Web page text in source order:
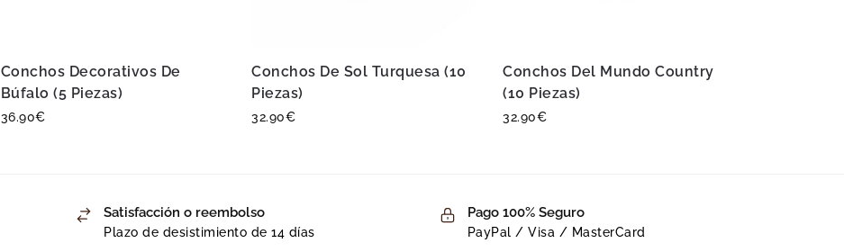
Conchos Decorativos De
Búfalo (5 Piezas)
36.90€
Conchos De Sol Turquesa (10
Piezas)
32.90€
Conchos Del Mundo Country
(10 Piezas)
32.90€
Satisfacción o reembolso
Plazo de desistimiento de 14 días
Pago 100% Seguro
PayPal / Visa / MasterCard